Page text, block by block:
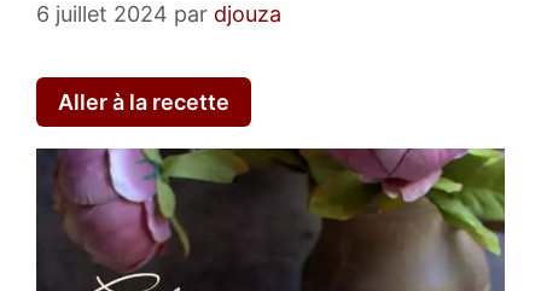
6 juillet 2024 par djouza
Aller à la recette